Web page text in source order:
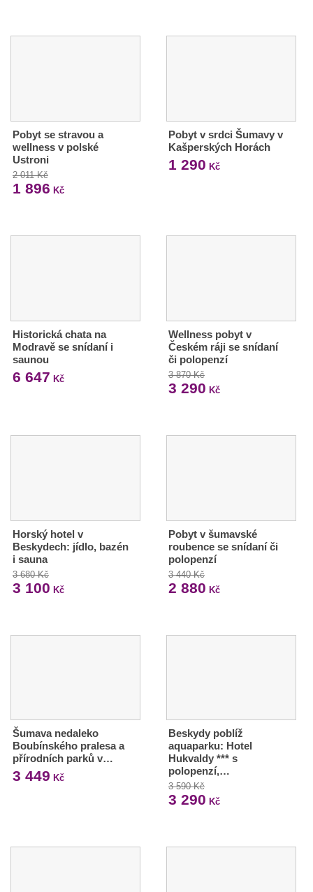
Pobyt se stravou a
wellness v polské
Ustroni
2 011 Kč
1 896 Kč
Pobyt v srdci Šumavy v
Kašperských Horách
1 290 Kč
Historická chata na
Modravě se snídaní i
saunou
6 647 Kč
Wellness pobyt v
Českém ráji se snídaní
či polopenzí
3 870 Kč
3 290 Kč
Horský hotel v
Beskydech: jídlo, bazén
i sauna
3 680 Kč
3 100 Kč
Pobyt v šumavské
roubence se snídaní či
polopenzí
3 440 Kč
2 880 Kč
Šumava nedaleko
Boubínského pralesa a
přírodních parků v…
3 449 Kč
Beskydy poblíž
aquaparku: Hotel
Hukvaldy *** s
polopenzí,…
3 590 Kč
3 290 Kč